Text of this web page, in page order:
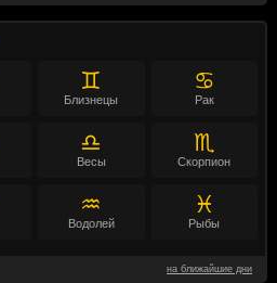
♊
Близнецы
♋
Рак
♎
Весы
♏
Скорпион
♒
Водолей
♓
Рыбы
на ближайшие дни